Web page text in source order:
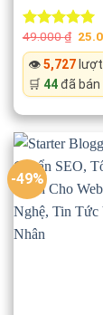
✅ Rich
✅
✅ Meta dữ
✅ Google
Nhờ đó
thiện thứ
Rated5.00
out of 5
49.000₫
was:
👁️5,727lượt
🛒 44đã bán
-49%